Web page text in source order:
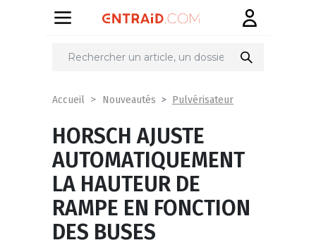
Partager
Accueil Nouveautés Pulvérisateur
HORSCH AJUSTE
AUTOMATIQUEMENT
LA HAUTEUR DE
RAMPE EN FONCTION
DES BUSES